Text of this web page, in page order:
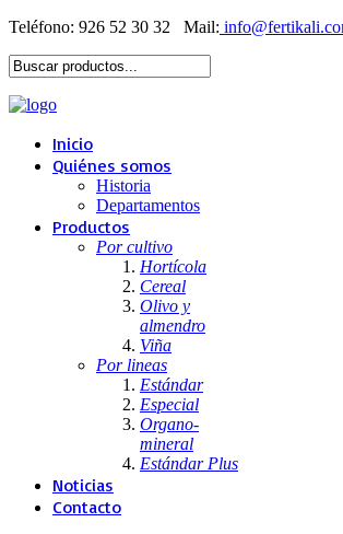
Teléfono: 926 52 30 32 Mail:
Inicio
Quiénes somos
Historia
Departamentos
Productos
Por cultivo
Hortícola
Cereal
Olivo y
almendro
Viña
Por lineas
Estándar
Especial
Organo-
mineral
Estándar Plus
Noticias
Contacto